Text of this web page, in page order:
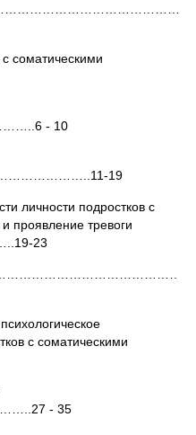
соматическими
- 10
19
личности подростков с
проявление тревоги
23
с соматическими
- 35